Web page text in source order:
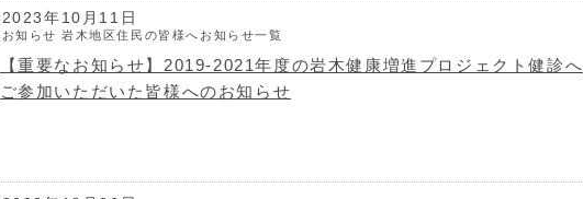
2023年10月11日
お知らせ 岩木地区住民の皆様へお知らせ一覧
【重要なお知らせ】2019-2021年度の岩木健康増進プロジェクト健診へ
ご参加いただいた皆様へのお知らせ